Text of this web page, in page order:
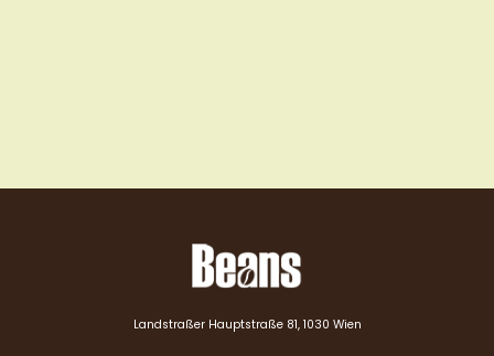
Landstraßer Hauptstraße 81, 1030 Wien